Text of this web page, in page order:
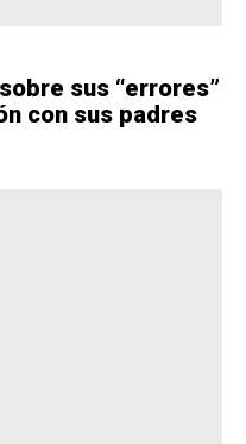
sus “errores”
con sus padres